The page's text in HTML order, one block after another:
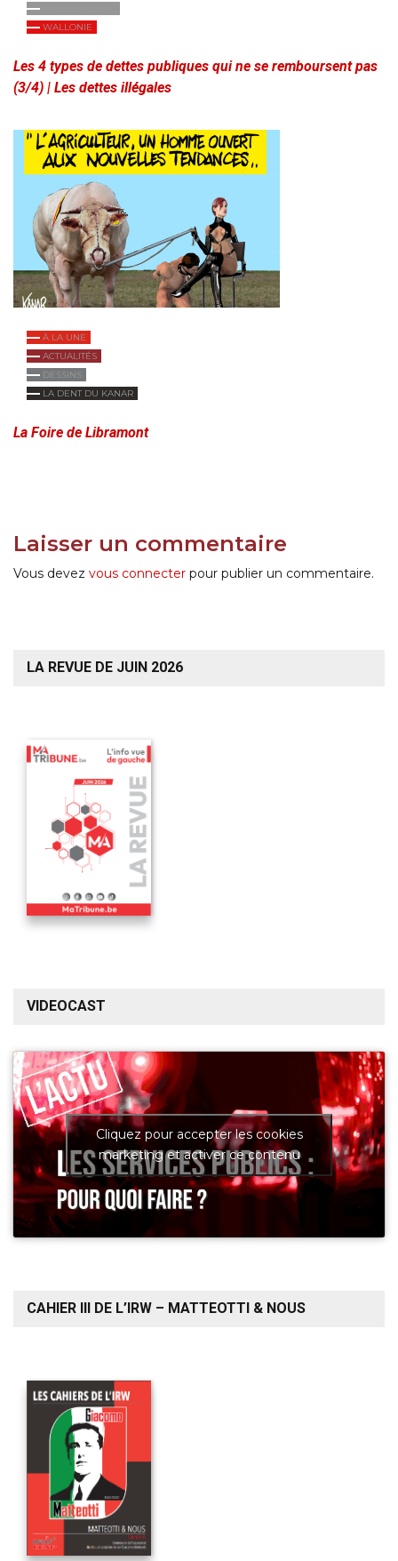
WALLONIE
Les 4 types de dettes publiques qui ne se remboursent pas
(3/4) | Les dettes illégales
À LA UNE
ACTUALITÉS
DESSINS
LA DENT DU KANAR
La Foire de Libramont
Laisser un commentaire
Vous devez vous connecter pour publier un commentaire.
LA REVUE DE JUIN 2026
VIDEOCAST
Cliquez pour accepter les cookies
marketing et activer ce contenu
CAHIER III DE L’IRW – MATTEOTTI & NOUS